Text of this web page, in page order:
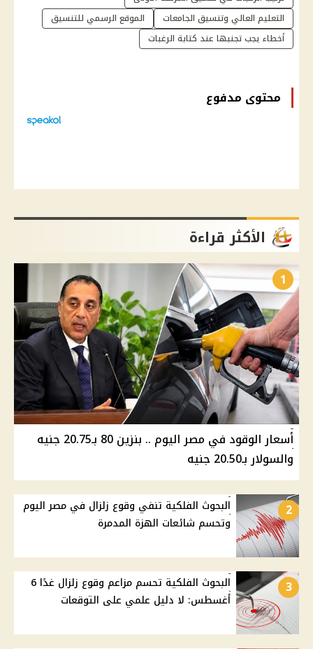
التعليم العالي وتنسيق الجامعات
الموقع الرسمي للتنسيق
أخطاء يجب تجنبها عند كتابة الرغبات
محتوى مدفوع
الأكثر قراءة
1
أسعار الوقود في مصر اليوم .. بنزين 80 بـ20.75 جنيه
والسولار بـ20.50 جنيه
2
البحوث الفلكية تنفي وقوع زلزال في مصر اليوم
وتحسم شائعات الهزة المدمرة
3
البحوث الفلكية تحسم مزاعم وقوع زلزال غدًا 6
أغسطس: لا دليل علمي على التوقعات